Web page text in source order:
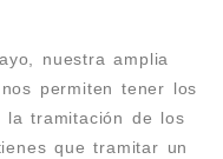
nuestra amplia
permiten tener los
la tramitación de los
que tramitar un